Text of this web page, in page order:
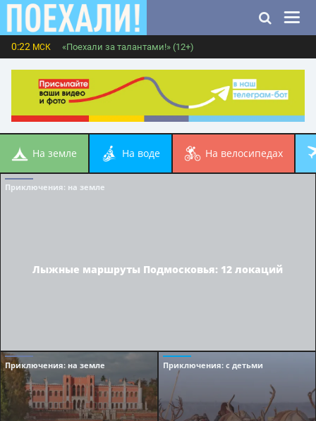
0:22 МСК «Поехали за талантами!» (12+)
на земле на воде на велосипедах
Приключения: на земле
Лыжные маршруты Подмосковья: 12 локаций
Приключения: на земле Приключения: с детьми